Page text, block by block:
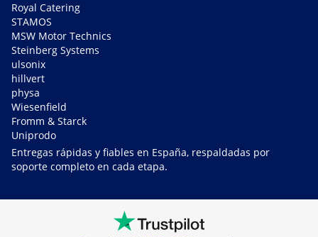
Royal Catering
STAMOS
MSW Motor Technics
Steinberg Systems
ulsonix
hillvert
physa
Wiesenfield
Fromm & Starck
Uniprodo
Entregas rápidas y fiables en España, respaldadas por
soporte completo en cada etapa.